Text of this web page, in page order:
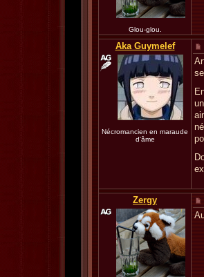
Glou-glou.
Aka Guymelef
Nécromancien en maraude
d'âme
Zergy